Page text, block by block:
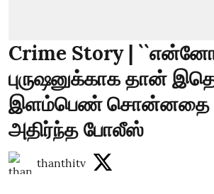
Crime Story |
புருஷனுக்காக தான்
இளம்பெண் சொன்னதை
அதிர்ந்த போலீஸ்
thanthitv